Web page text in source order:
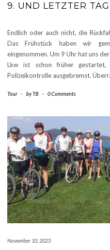
9. UND LETZTER
Endlich oder auch nicht, die
Das Frühstück haben wir
eingenommen. Um 9 Uhr hat uns
Lkw ist schon früher
Polizeikontrolle ausgebremst.
Tour - byTB - 0 Comments
November 10, 2025